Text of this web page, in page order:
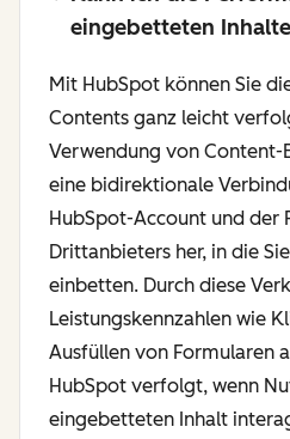
eingebetteten
Mit HubSpot können Sie
Contents ganz leicht
Verwendung von Content-
eine bidirektionale
HubSpot-Account und der
Drittanbieters her, in die
einbetten. Durch diese
Leistungskennzahlen wie
Ausfüllen von Formularen
HubSpot verfolgt, wenn
eingebetteten Inhalt